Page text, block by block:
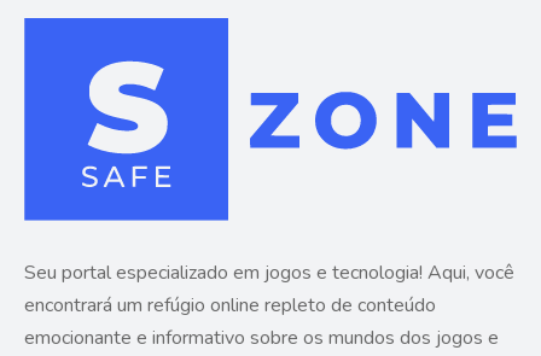
Seu portal especializado em jogos e tecnologia! Aqui, você
encontrará um refúgio online repleto de conteúdo
emocionante e informativo sobre os mundos dos jogos e